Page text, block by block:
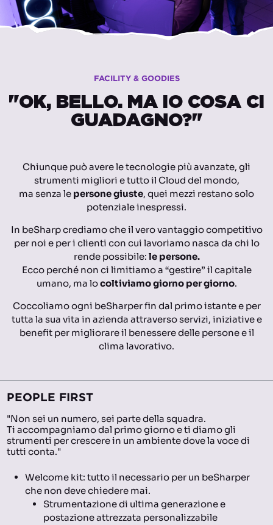
FACILITY & GOODIES
"OK, BELLO. MA IO COSA CI
GUADAGNO?"
Chiunque può avere le tecnologie più avanzate, gli
strumenti migliori e tutto il Cloud del mondo,
ma senza le persone giuste, quei mezzi restano solo
potenziale inespressi.
In beSharp crediamo che il vero vantaggio competitivo
per noi e per i clienti con cui lavoriamo nasca da chi lo
rende possibile: le persone.
Ecco perché non ci limitiamo a “gestire” il capitale
umano, ma locoltiviamo giorno per giorno.
Coccoliamo ogni beSharper fin dal primo istante e per
tutta la sua vita in azienda attraverso servizi, iniziative e
benefit per migliorare il benessere delle persone e il
clima lavorativo.
PEOPLE FIRST
"Non sei un numero, sei parte della squadra.
Ti accompagniamo dal primo giorno e ti diamo gli
strumenti per crescere in un ambiente dove la voce di
tutti conta."
Welcome kit: tutto il necessario per un beSharper
che non deve chiedere mai.
Strumentazione di ultima generazione e
postazione attrezzata personalizzabile